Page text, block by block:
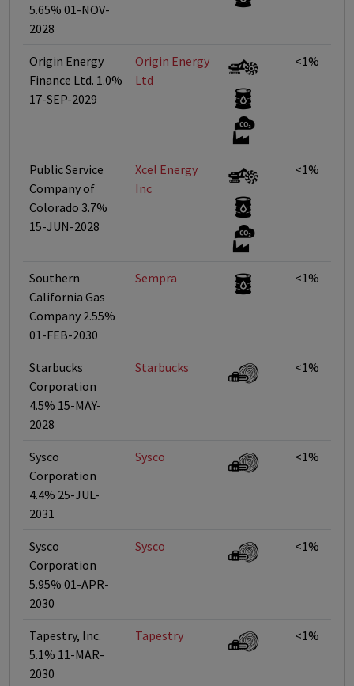
5.65% 01-NOV-
2028
Origin Energy
Finance Ltd. 1.0%
17-SEP-2029
Origin Energy
Ltd
<1%
Public Service
Company of
Colorado 3.7%
15-JUN-2028
Xcel Energy
Inc
<1%
Southern
California Gas
Company 2.55%
01-FEB-2030
Sempra <1%
Starbucks
Corporation
4.5% 15-MAY-
2028
Starbucks <1%
Sysco
Corporation
4.4% 25-JUL-
2031
Sysco <1%
Sysco
Corporation
5.95% 01-APR-
2030
Sysco <1%
Tapestry, Inc.
5.1% 11-MAR-
2030
Tapestry <1%